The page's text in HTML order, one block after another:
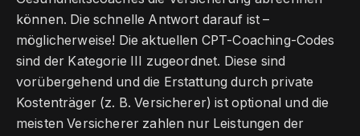
können. Die schnelle Antwort darauf ist –
möglicherweise! Die aktuellen CPT-Coaching-Codes
sind der Kategorie III zugeordnet. Diese sind
vorübergehend und die Erstattung durch private
Kostenträger (z. B. Versicherer) ist optional und die
meisten Versicherer zahlen nur Leistungen der